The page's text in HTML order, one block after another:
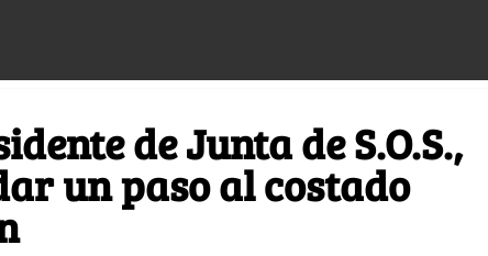
de Junta de S.O.S.,
un paso al costado